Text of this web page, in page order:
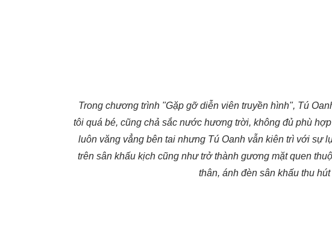
Trong chương trình "Gặp gỡ diễn viên truyền hình", Tú
tôi quá bé, cũng chả sắc nước hương trời, không đủ phù
luôn văng vẳng bên tai nhưng Tú Oanh vẫn kiên trì với sự
trên sân khấu kịch cũng như trở thành gương mặt quen
thân, ánh đèn sân khấu thu